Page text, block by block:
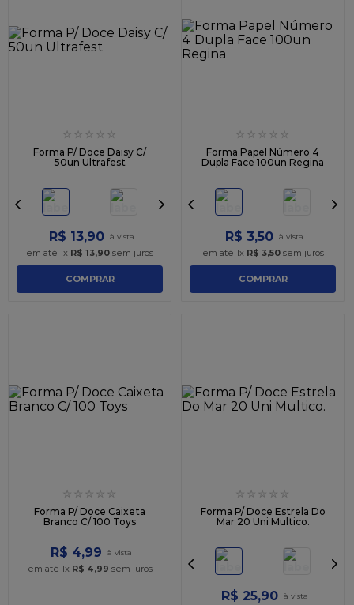
☆ ☆ ☆ ☆ ☆
Forma P/ Doce Daisy C/
50un Ultrafest
R$ 13,90
em até 1x R$ 13,90 sem juros
COMPRAR
☆ ☆ ☆ ☆ ☆
Forma Papel Número 4
Dupla Face 100un Regina
R$ 3,50
em até 1x R$ 3,50sem juros
COMPRAR
☆ ☆ ☆ ☆ ☆
Forma P/ Doce Caixeta
Branco C/ 100 Toys
R$ 4,99
em até 1x R$ 4,99 sem juros
☆ ☆ ☆ ☆ ☆
Forma P/ Doce Estrela Do
Mar 20 Uni Multico.
R$ 25,90